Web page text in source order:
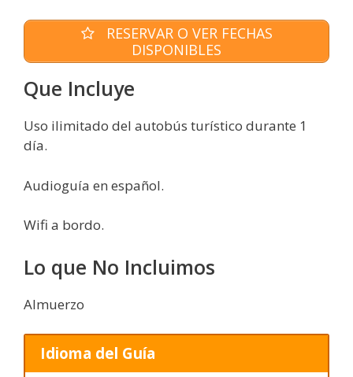
RESERVAR O VER FECHAS
DISPONIBLES
Que Incluye
Uso ilimitado del autobús turístico durante 1
día.
Audioguía en español.
Wifi a bordo.
Lo que No Incluimos
Almuerzo
Idioma del Guía